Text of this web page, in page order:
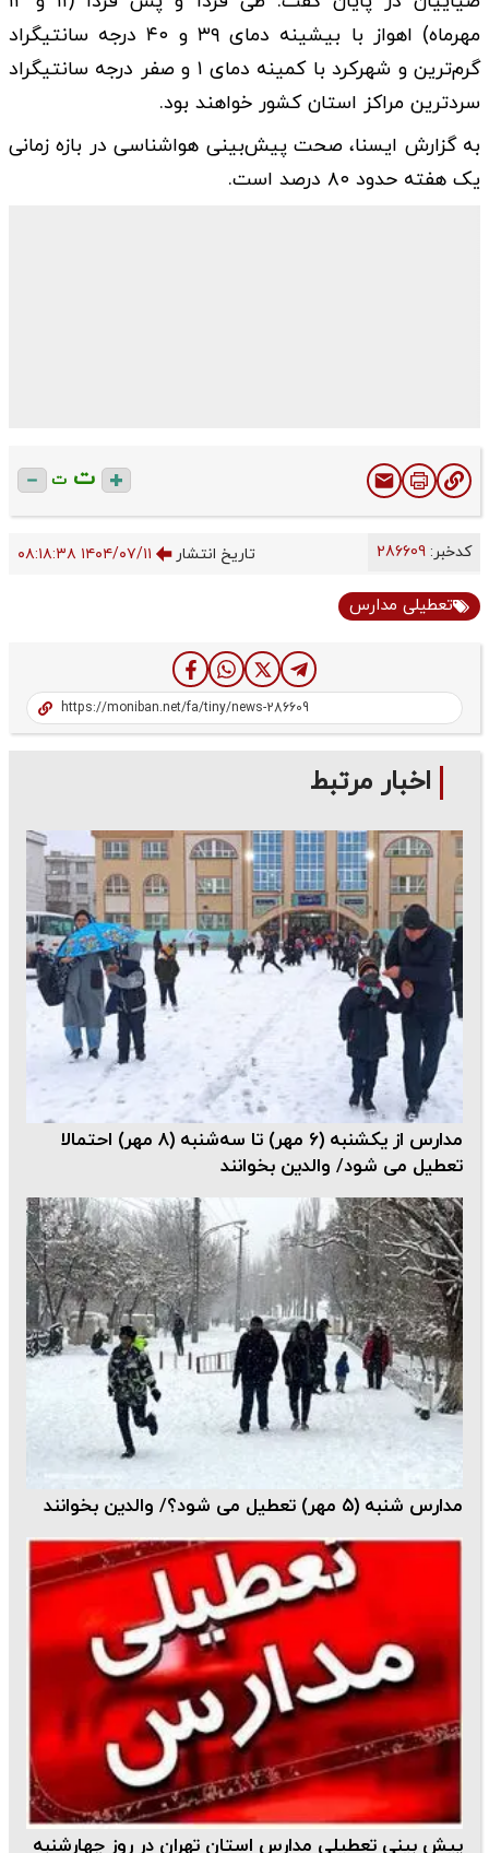
مهرماه) اهواز با بیشینه دمای ۳۹ و ۴۰ درجه سانتیگراد
گرم‌ترین و شهرکرد با کمینه دمای ۱ و صفر درجه سانتیگراد
سردترین مراکز استان‌ کشور خواهند بود.
به گزارش ایسنا، صحت پیش‌بینی هواشناسی در بازه زمانی
یک هفته حدود ۸۰ درصد است.
ت ت
کدخبر: تاریخ انتشار ۱۴۰۴/۰۷/۱۱ ۰۸:۱۸:۳۸
تعطیلی مدارس
اخبار مرتبط
مدارس از یکشنبه (۶ مهر) تا سه‌شنبه (۸ مهر) احتمالا
تعطیل می شود/ والدین بخوانند
مدارس شنبه (۵ مهر) تعطیل می شود؟/ والدین بخوانند
پیش بینی تعطیلی مدارس استان تهران در ‌روز چهارشنبه